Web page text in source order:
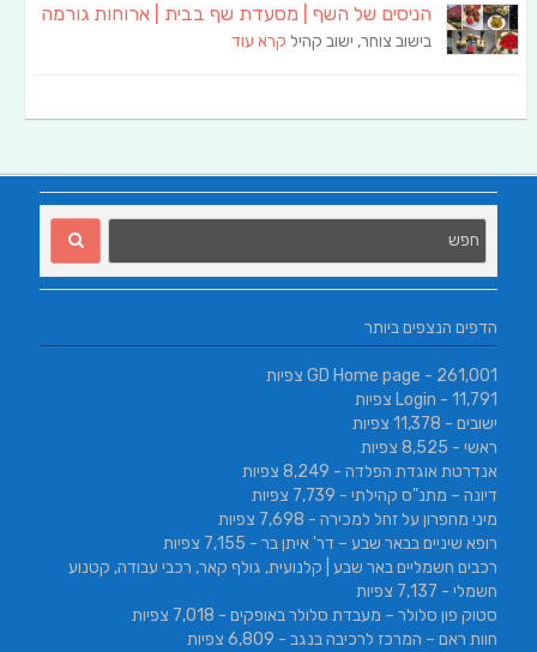
הניסים של השף | מסעדת שף בבית | ארוחות גורמה
בישוב צוחר, ישוב קהיל קרא עוד
הדפים הנצפים ביותר
GD Home page - 261,001 צפיות
Login - 11,791 צפיות
ישובים - 11,378 צפיות
ראשי - 8,525 צפיות
אנדרטת אוגדת הפלדה - 8,249 צפיות
דיונה – מתנ"ס קהילתי - 7,739 צפיות
מיני מחפרון על זחל למכירה - 7,698 צפיות
רופא שיניים בבאר שבע – דר' איתן בר - 7,155 צפיות
רכבים חשמליים באר שבע | קלנועית, גולף קאר, רכבי עבודה, קטנוע
חשמלי - 7,137 צפיות
סטוק פון סלולר – מעבדת סלולר באופקים - 7,018 צפיות
חוות ראם – המרכז לרכיבה בנגב - 6,809 צפיות